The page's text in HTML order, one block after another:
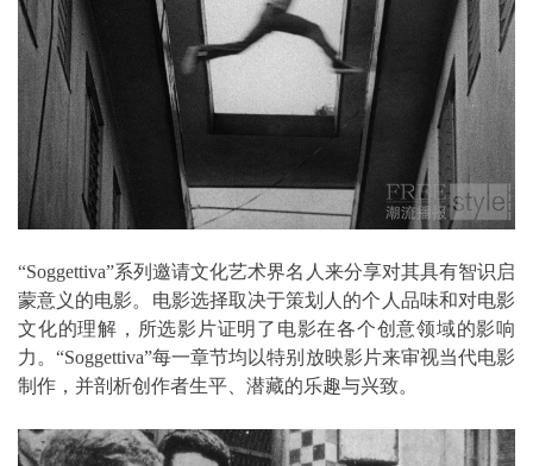
“Soggettiva”系列邀请文化艺术界名人来分享对其具有智识启
蒙意义的电影。电影选择取决于策划人的个人品味和对电影
文化的理解，所选影片证明了电影在各个创意领域的影响
力。“Soggettiva”每一章节均以特别放映影片来审视当代电影
制作，并剖析创作者生平、潜藏的乐趣与兴致。